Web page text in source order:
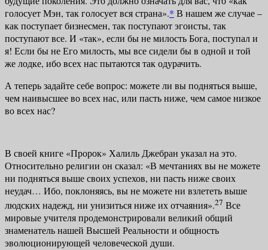
голосует Мэн, так голосует вся страна».* В на­шем же случае –
как поступает бизнесмен, так поступают эгоисты, так
поступают все. И «так», если бы не милость Бога, поступал и
я! Если бы не Его милость, мы все сидели бы в одной и той
же лодке, ибо всех нас пытаются так одурачить.
А теперь задайте себе вопрос: можете ли вы подняться выше,
чем наи­высшее во всех нас, или пасть ниже, чем самое низкое
во всех нас?
В своей книге «Пророк» Халиль Джебран указал на это.
Относительно религии он сказал: «В мечтаниях вы не можете
ни подняться выше своих ус­пехов, ни пасть ниже своих
неудач… Ибо, поклоняясь, вы не можете ни взле­теть выше
людских надежд, ни унизиться ниже их отчаяния».27 Все
мировые учителя продемонстрировали великий общий
знаменатель нашей Высшей Реальности и общность
эволюционирующей человеческой души.